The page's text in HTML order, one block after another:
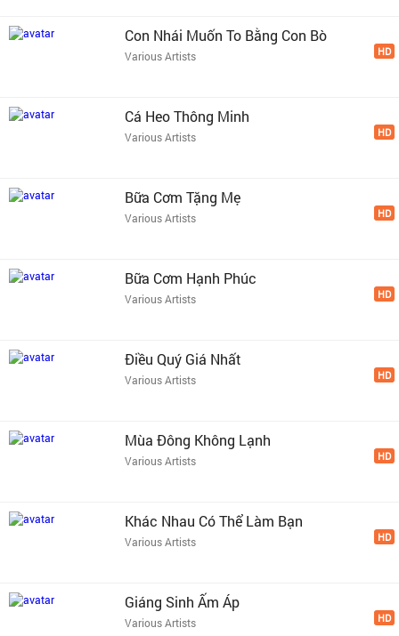
Con Nhái Muốn To Bằng Con Bò
Various Artists HD
Cá Heo Thông Minh
Various Artists HD
Bữa Cơm Tặng Mẹ
Various Artists HD
Bữa Cơm Hạnh Phúc
Various Artists HD
Điều Quý Giá Nhất
Various Artists HD
Mùa Đông Không Lạnh
Various Artists HD
Khác Nhau Có Thể Làm Bạn
Various Artists HD
Giáng Sinh Ấm Áp
Various Artists HD